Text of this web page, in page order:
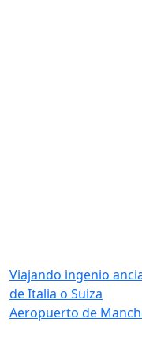
Viajando ingenio
de Italia o Suiza
Aeropuerto de